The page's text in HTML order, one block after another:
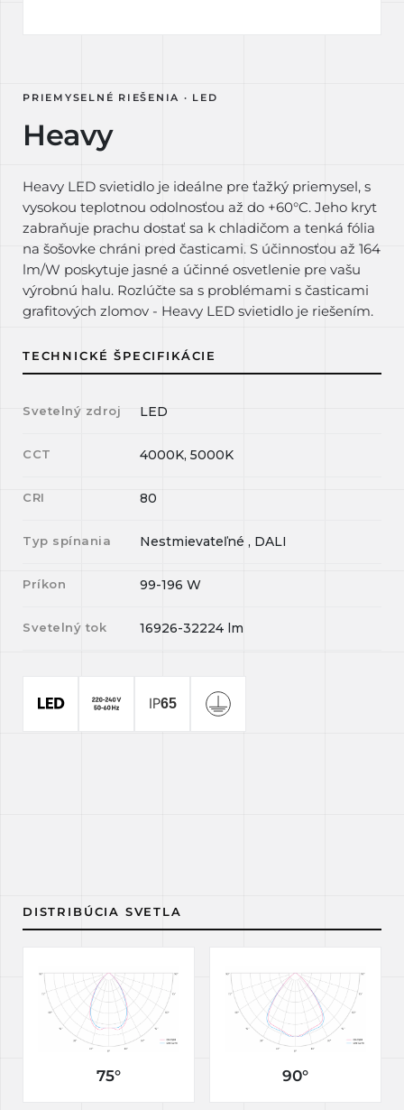
PRIEMYSELNÉ RIEŠENIA · LED
Heavy
Heavy LED svietidlo je ideálne pre ťažký priemysel, s
vysokou teplotnou odolnosťou až do +60°C. Jeho kryt
zabraňuje prachu dostať sa k chladičom a tenká fólia
na šošovke chráni pred časticami. S účinnosťou až 164
lm/W poskytuje jasné a účinné osvetlenie pre vašu
výrobnú halu. Rozlúčte sa s problémami s časticami
grafitových zlomov - Heavy LED svietidlo je riešením.
TECHNICKÉ ŠPECIFIKÁCIE
Svetelný zdroj LED
CCT 4000K, 5000K
CRI 80
Typ spínania Nestmievateľné , DALI
Príkon 99-196 W
Svetelný tok 16926-32224 lm
DISTRIBÚCIA SVETLA
75° 90°